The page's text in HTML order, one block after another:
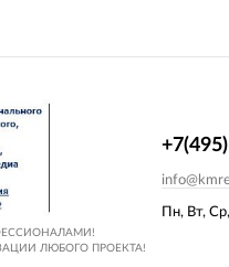
ЛЮБОГО ПРОЕКТА!
Пн, Вт,